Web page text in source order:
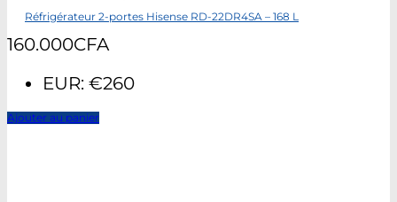
Réfrigérateur 2-portes Hisense RD-22DR4SA – 168 L
160.000CFA
EUR: €260
Ajouter au panier